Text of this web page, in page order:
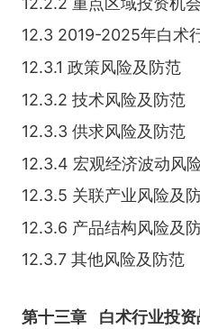
12.3 2019-2025年白术
12.3.1 政策风险及防范
12.3.2 技术风险及防范
12.3.3 供求风险及防范
12.3.4 宏观经济波动风
12.3.5 关联产业风险及
12.3.6 产品结构风险及
12.3.7 其他风险及防范
第十三章 白术行业投